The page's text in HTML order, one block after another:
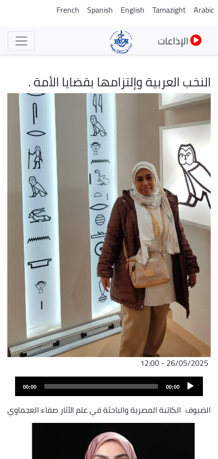
تجاوز
Arabic
Tamazight
English
Spanish
French
الإذاعات
النخب العربية وإلتزامها بقضايا الأمة .
الصورة
26/05/2025 - 12:00
Audio
Player
00:00
00:00
الضيوف الكاتبة المصرية والباحثة في علم الآثار صفاء العجماوي